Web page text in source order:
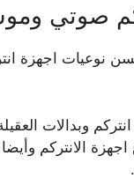
صوتي
نوعيات اجهزة
وبدالات
اجهزة الانتركم